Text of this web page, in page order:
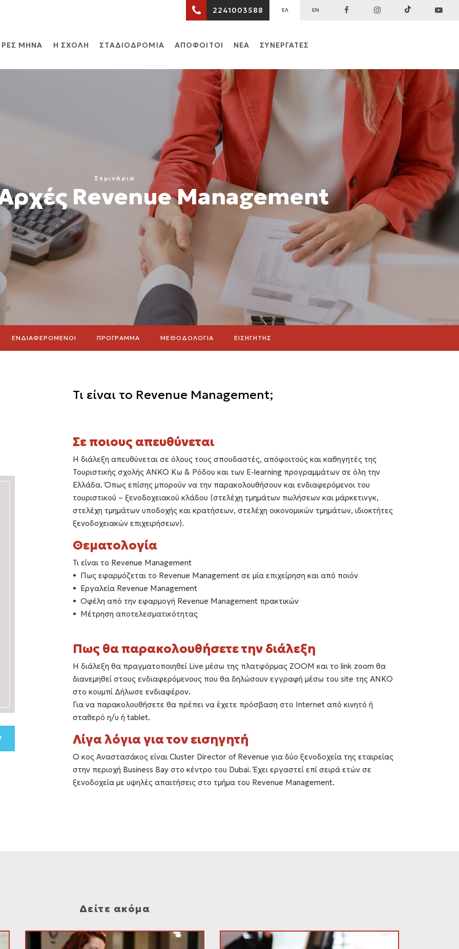
2241003588 ΕΛ EN
ΜΗΝΑ Η ΣΧΟΛΗ ΣΤΑΔΙΟΔΡΟΜΙΑ ΑΠΟΦΟΙΤΟΙ ΝΕΑ ΣΥΝΕΡΓΑΤΕΣ
Σεμινάρια
Revenue Management
ΕΝΔΙΑΦΕΡΟΜΕΝΟΙ ΠΡΟΓΡΑΜΜΑ ΜΕΘΟΔΟΛΟΓΙΑ ΕΙΣΗΓΗΤΗΣ
Τι είναι το Revenue Management;
Σε ποιους απευθύνεται
Η διάλεξη απευθύνεται σε όλους τους σπουδαστές, απόφοιτούς και καθηγητές της
Τουριστικής σχολής ANKO Κω & Ρόδου και των E-learning προγραμμάτων σε όλη την
Ελλάδα. Όπως επίσης μπορούν να την παρακολουθήσουν και ενδιαφερόμενοι του
τουριστικού – ξενοδοχειακού κλάδου (στελέχη τμημάτων πωλήσεων και μάρκετινγκ,
στελέχη τμημάτων υποδοχής και κρατήσεων, στελέχη οικονομικών τμημάτων, ιδιοκτήτες
ξενοδοχειακών επιχειρήσεων).
Θεματολογία
Τι είναι το Revenue Management
Πως εφαρμόζεται το Revenue Management σε μία επιχείρηση και από ποιόν
Εργαλεία Revenue Management
Οφέλη από την εφαρμογή Revenue Management πρακτικών
Μέτρηση αποτελεσματικότητας
Πως θα παρακολουθήσετε την διάλεξη
Η διάλεξη θα πραγματοποιηθεί Live μέσω της πλατφόρμας ZOOM και το link zoom θα
διανεμηθεί στους ενδιαφερόμενους που θα δηλώσουν εγγραφή μέσω του site της ANKO
στο κουμπί Δήλωσε ενδιαφέρον.
Για να παρακολουθήσετε θα πρέπει να έχετε πρόσβαση στο Internet από κινητό ή
σταθερό η/υ ή tablet.
Λίγα λόγια για τον εισηγητή
Ο κος Αναστασάκος είναι Cluster Director of Revenue για δύο ξενοδοχεία της εταιρείας
στην περιοχή Business Bay στο κέντρο του Dubai. Έχει εργαστεί επί σειρά ετών σε
ξενοδοχεία με υψηλές απαιτήσεις στο τμήμα του Revenue Management.
Δείτε ακόμα